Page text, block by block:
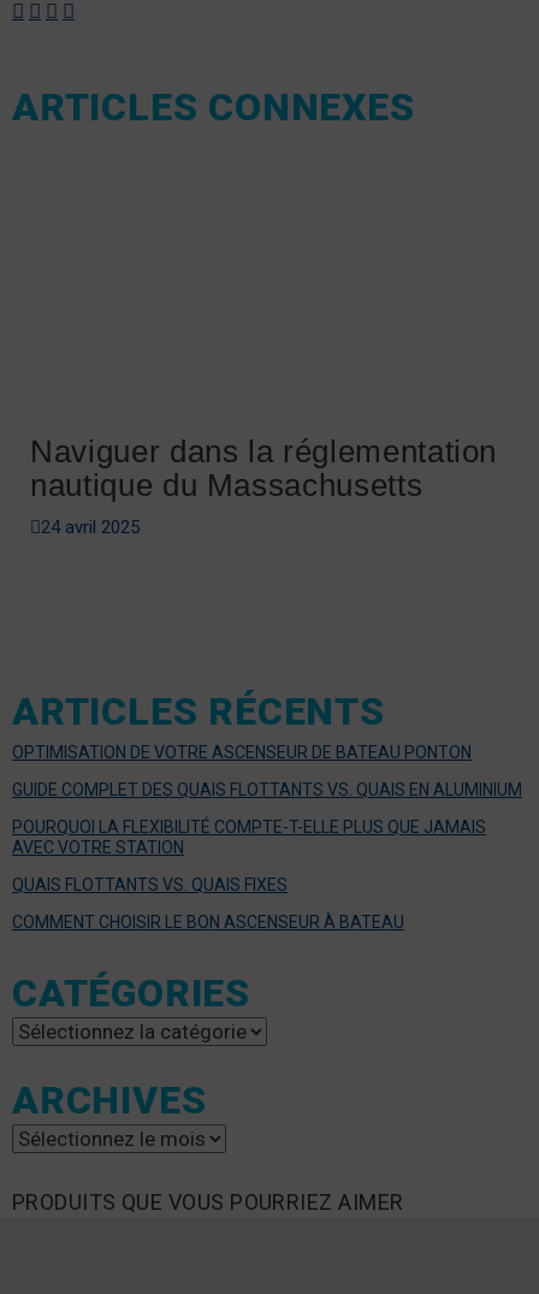
ARTICLES CONNEXES
Naviguer dans la réglementation
nautique du Massachusetts
24 avril 2025
ARTICLES RÉCENTS
OPTIMISATION DE VOTRE ASCENSEUR DE BATEAU PONTON
GUIDE COMPLET DES QUAIS FLOTTANTS VS. QUAIS EN ALUMINIUM
POURQUOI LA FLEXIBILITÉ COMPTE-T-ELLE PLUS QUE JAMAIS
AVEC VOTRE STATION
QUAIS FLOTTANTS VS. QUAIS FIXES
COMMENT CHOISIR LE BON ASCENSEUR À BATEAU
CATÉGORIES
Catégories
ARCHIVES
Archives
PRODUITS QUE VOUS POURRIEZ AIMER